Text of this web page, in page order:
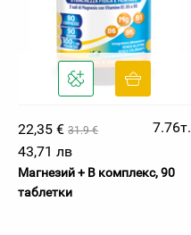
22,35 € 31.9 €
7.76т.
43,71 лв
Магнезий + B комплекс, 90
таблетки